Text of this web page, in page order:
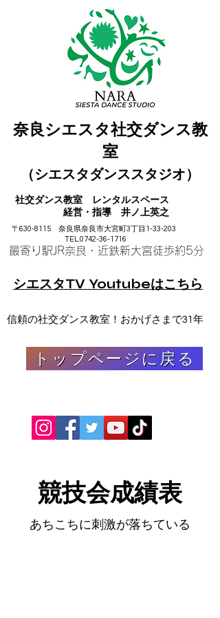
奈良シエスタ社交ダンス教
室
（シエスタダンススタジオ）
社交ダンス教室 レンタルスペース
​ 経営・指導 井ノ上英之
〒630-8115 奈良県奈良市大宮町3丁目1-33-203
TEL.0742-36-1716
最寄り駅JR奈良・近鉄新大宮徒歩約5分
シエスタTV Youtubeはこちら
信頼の社交ダンス教室！おかげさまで31年
トップページに戻る
​競技会成績表
あちこちに刺激が落ちている